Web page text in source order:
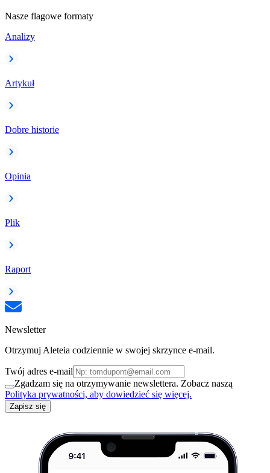
Nasze flagowe formaty
Analizy
Artykuł
Dobre historie
Opinia
Plik
Raport
Newsletter
Otrzymuj Aleteia codziennie w swojej skrzynce e-mail.
Twój adres e-mail
Zgadzam się na otrzymywanie newslettera. Zobacz naszą
Polityka prywatności, aby dowiedzieć się więcej.
Zapisz się